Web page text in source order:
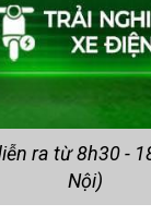
ra từ 8h30 -
Nội)